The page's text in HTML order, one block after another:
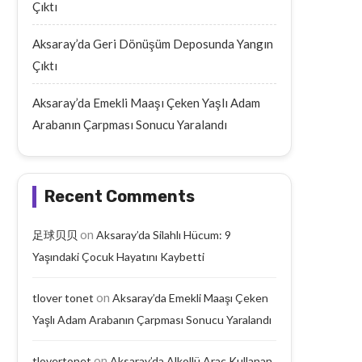
Çıktı
Aksaray’da Geri Dönüşüm Deposunda Yangın
Çıktı
Aksaray’da Emekli Maaşı Çeken Yaşlı Adam
Arabanın Çarpması Sonucu Yaralandı
Recent Comments
足球贝贝 on Aksaray’da Silahlı Hücum: 9
Yaşındaki Çocuk Hayatını Kaybetti
tlover tonet on Aksaray’da Emekli Maaşı Çeken
Yaşlı Adam Arabanın Çarpması Sonucu Yaralandı